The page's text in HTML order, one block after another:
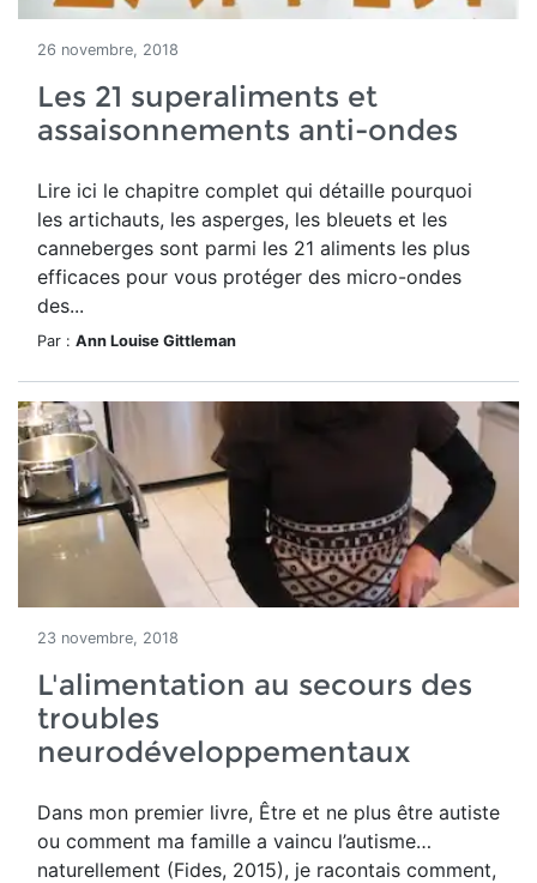
26 novembre, 2018
Les 21 superaliments et
assaisonnements anti-ondes
Lire ici le chapitre complet qui détaille pourquoi
les artichauts, les asperges, les bleuets et les
canneberges sont parmi les 21 aliments les plus
efficaces pour vous protéger des micro-ondes
des...
Par : Ann Louise Gittleman
23 novembre, 2018
L'alimentation au secours des
troubles
neurodéveloppementaux
Dans mon premier livre, Être et ne plus être autiste
ou comment ma famille a vaincu l’autisme…
naturellement (Fides, 2015), je racontais comment,